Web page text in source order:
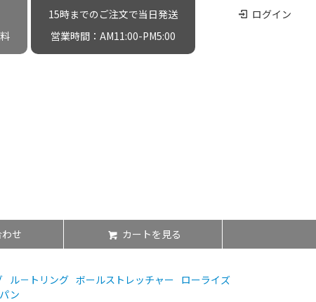
ログイン
15時までのご注文で当日発送
営業時間：AM11:00-PM5:00
せ カートを見る
ル－トリング ボールストレッチャー ローライズ
ン